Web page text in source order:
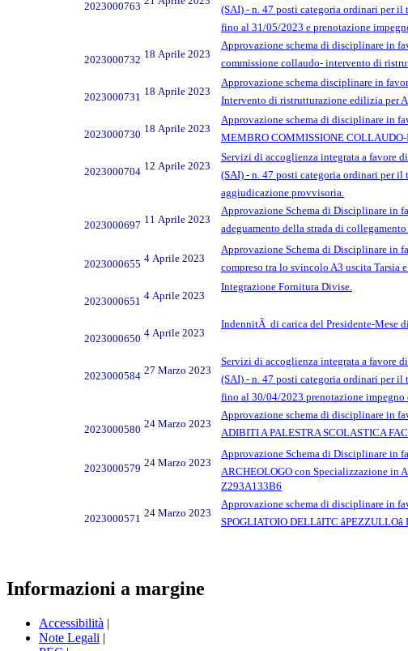
2023000763
(SAI) - n. 47 posti categoria ordinari per il
fino al 31/05/2023 e prenotazione
2023000732 18 Aprile 2023
Approvazione schema di disciplinare in
commissione collaudo- intervento di
2023000731 18 Aprile 2023
Approvazione schema disciplinare in
Intervento di ristrutturazione edilizia per
2023000730 18 Aprile 2023
Approvazione schema di disciplinare in
MEMBRO COMMISSIONE
2023000704 12 Aprile 2023
Servizi di accoglienza integrata a favore
(SAI) - n. 47 posti categoria ordinari per il
aggiudicazione provvisoria.
2023000697 11 Aprile 2023
Approvazione Schema di Disciplinare in
adeguamento della strada di collegamento
2023000655 4 Aprile 2023
Approvazione Schema di Disciplinare in
compreso tra lo svincolo A3 uscita Tarsia
2023000651 4 Aprile 2023
Integrazione Fornitura Divise.
2023000650 4 Aprile 2023
IndennitÃ di carica del Presidente-Mese
2023000584 27 Marzo 2023
Servizi di accoglienza integrata a favore
(SAI) - n. 47 posti categoria ordinari per il
fino al 30/04/2023 prenotazione
2023000580 24 Marzo 2023
Approvazione schema di disciplinare in
ADIBITI A PALESTRA SCOLASTICA
2023000579 24 Marzo 2023
Approvazione Schema di Disciplinare in
ARCHEOLOGO con Specializzazione in
Z293A133B6
2023000571 24 Marzo 2023
Approvazione schema di disciplinare in
SPOGLIATOIO DELLâITC
Informazioni a margine
Accessibilità |
Note Legali |